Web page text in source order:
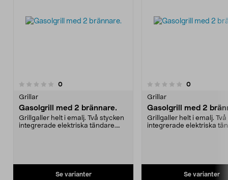
0recensioner
Grillar
Gasolgrill med 2 brännare.
Grillgaller helt i emalj. Två stycken
integrerade elektriska tändare.
reduceringsventil.
Se varianter
0.0 av 5 stjärnor 0recensioner
Grillar
Gasolgrill med 2
Grillgaller helt i emalj.
integrerade elektriska
reduceringsventil.
Se varianter
0.0 av 5 stjärnor